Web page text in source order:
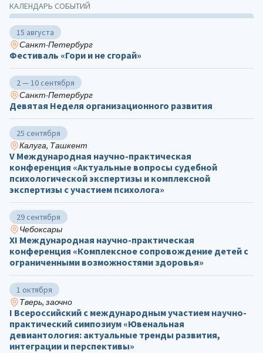
КАЛЕНДАРЬ СОБЫТИЙ
15 августа
Санкт-Петербург
Фестиваль «Гори и не сгорай»
2 — 10 сентября
Санкт-Петербург
Девятая Неделя организационного развития
25 сентября
Калуга, Ташкент
V Международная научно-практическая
конференция «Актуальные вопросы судебной
психологической экспертизы и комплексной
экспертизы с участием психолога»
29 сентября
Чебоксары
ХΙ Международная научно-практическая
конференция «Комплексное сопровождение детей с
ограниченными возможностями здоровья»
1 октября
Тверь, заочно
I Всероссийский с международным участием научно-
практический симпозиум «Ювенальная
девиантология: актуальные тренды развития,
интеграции и перспективы»